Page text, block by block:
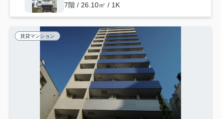
7階 / 26.10㎡ / 1K
賃貸マンション